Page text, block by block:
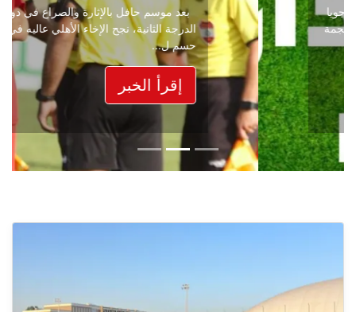
بعد موسم حافل بالإثارة والصراع في دوري
الدرجة الثانية، نجح الإخاء الأهلي عاليه في
حسم ل...
إقرأ الخبر